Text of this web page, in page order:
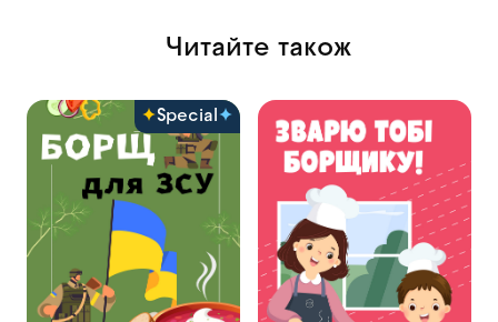
Читайте також
Special